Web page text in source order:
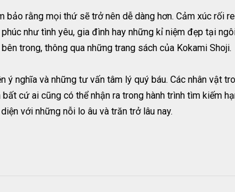
bảo rằng mọi thứ sẽ trở nên dễ dàng hơn. Cảm xúc rối
như tình yêu, gia đình hay những kỉ niệm đẹp tại
trong, thông qua những trang sách của Kokami Shoji.
ý nghĩa và những tư vấn tâm lý quý báu. Các nhân vật
cứ ai cũng có thể nhận ra trong hành trình tìm kiếm
với những nỗi lo âu và trăn trở lâu nay.